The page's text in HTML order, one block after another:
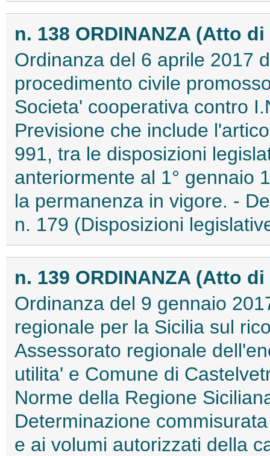
n. 138 ORDINANZA (Atto
Ordinanza del 6 aprile 2017
procedimento civile
Societa' cooperativa contro
Previsione che include
991, tra le disposizioni
anteriormente al 1° gennaio
la permanenza in vigore. -
n. 179 (Disposizioni
n. 139 ORDINANZA (Atto
Ordinanza del 9 gennaio
regionale per la Sicilia sul
Assessorato regionale
utilita' e Comune di
Norme della Regione
Determinazione
e ai volumi autorizzati della